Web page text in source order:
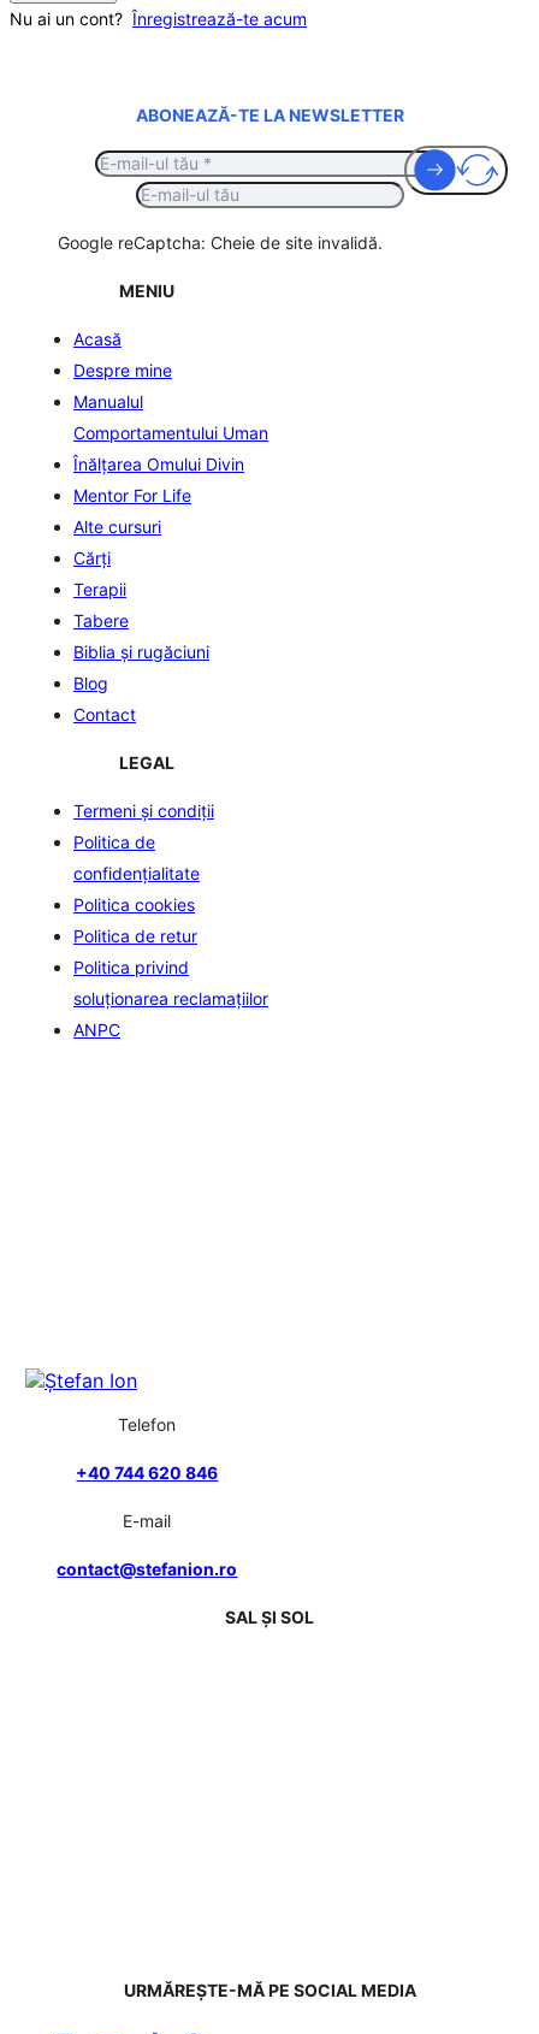
Nu ai un cont? Înregistrează-te acum
ABONEAZĂ-TE LA NEWSLETTER
Google reCaptcha: Cheie de site invalidă.
MENIU
Acasă
Despre mine
Manualul
Comportamentului Uman
Înălţarea Omului Divin
Mentor For Life
Alte cursuri
Cărți
Terapii
Tabere
Biblia şi rugăciuni
Blog
Contact
LEGAL
Termeni și condiții
Politica de
confidenţialitate
Politica cookies
Politica de retur
Politica privind
soluționarea reclamațiilor
ANPC
Telefon
+40 744 620 846
E-mail
contact@stefanion.ro
SAL ȘI SOL
URMĂREȘTE-MĂ PE SOCIAL MEDIA